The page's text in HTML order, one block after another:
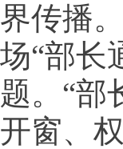
界传播
场“部长
题。“部
开窗、